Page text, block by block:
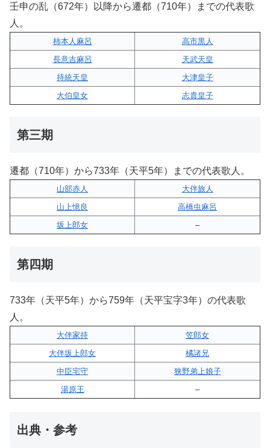
壬申の乱（672年）以降から遷都（710年）までの代表歌
人。
柿本人麻呂
高市黒人
長意吉麻呂
天武天皇
持統天皇
大津皇子
大伯皇女
志貴皇子
第三期
遷都（710年）から733年（天平5年）までの代表歌人。
山部赤人
大伴旅人
山上憶良
高橋虫麻呂
坂上郎女
–
第四期
733年（天平5年）から759年（天平宝字3年）の代表歌
人。
大伴家持
笠郎女
大伴坂上郎女
橘諸兄
中臣宅守
狭野弟上娘子
湯原王
–
出典・参考